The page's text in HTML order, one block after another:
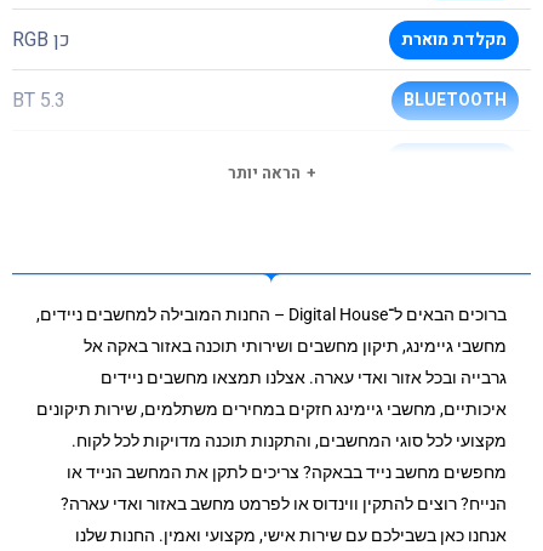
מקלדת מוארת כן RGB
BLUETOOTH
BT 5.3
יציאת מסך HDMI + USB-C® 3.2 Gen 1 (Support DP 1.2)
חיבור רשת קווי 100/1000
סוג וויי-פיי 802.11 2X2 AC
מסך מגע
הראה יותר
ברוכים הבאים ל־Digital House – החנות המובילה למחשבים ניידים,
מחשבי גיימינג, תיקון מחשבים ושירותי תוכנה באזור באקה אל
גרבייה ובכל אזור ואדי עארה. אצלנו תמצאו מחשבים ניידים
איכותיים, מחשבי גיימינג חזקים במחירים משתלמים, שירות תיקונים
מקצועי לכל סוגי המחשבים, והתקנות תוכנה מדויקות לכל לקוח.
מחפשים מחשב נייד בבאקה? צריכים לתקן את המחשב הנייד או
הנייח? רוצים להתקין ווינדוס או לפרמט מחשב באזור ואדי עארה?
אנחנו כאן בשבילכם עם שירות אישי, מקצועי ואמין. החנות שלנו